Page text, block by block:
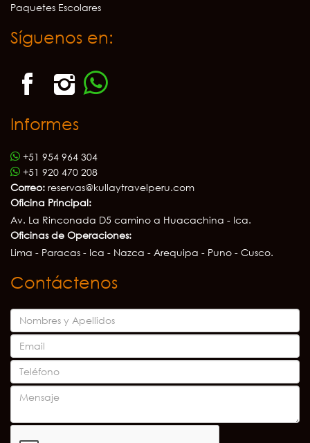
Paquetes Escolares
Síguenos en:
Informes
+51 954 964 304
+51 920 470 208
Correo: reservas@kullaytravelperu.com
Oficina Principal:
Av. La Rinconada D5 camino a Huacachina - Ica.
Oficinas de Operaciones:
Lima - Paracas - Ica - Nazca - Arequipa - Puno - Cusco.
Contáctenos